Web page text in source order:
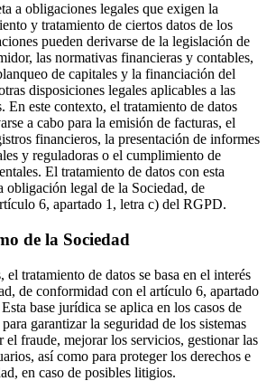
a obligaciones legales que exigen la
y tratamiento de ciertos datos de los
pueden derivarse de la legislación de
las normativas financieras y contables,
de capitales y la financiación del
disposiciones legales aplicables a las
En este contexto, el tratamiento de datos
a cabo para la emisión de facturas, el
financieros, la presentación de informes
y reguladoras o el cumplimiento de
El tratamiento de datos con esta
obligación legal de la Sociedad, de
6, apartado 1, letra c) del RGPD.
de la Sociedad
el tratamiento de datos se basa en el interés
de conformidad con el artículo 6, apartado
base jurídica se aplica en los casos de
garantizar la seguridad de los sistemas
fraude, mejorar los servicios, gestionar las
así como para proteger los derechos e
en caso de posibles litigios.